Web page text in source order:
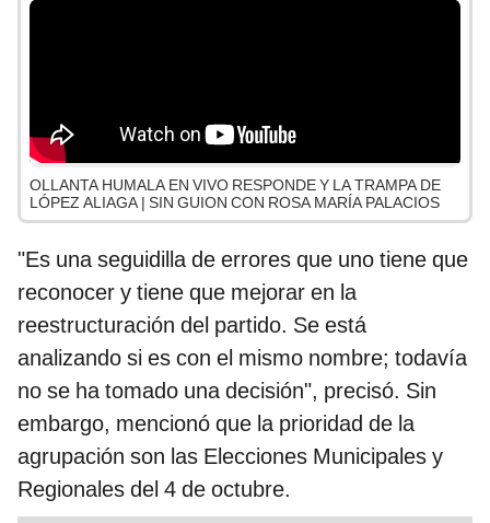
OLLANTA HUMALA EN VIVO RESPONDE Y LA TRAMPA DE
LÓPEZ ALIAGA | SIN GUION CON ROSA MARÍA PALACIOS
"Es una seguidilla de errores que uno tiene que
reconocer y tiene que mejorar en la
reestructuración del partido. Se está
analizando si es con el mismo nombre; todavía
no se ha tomado una decisión", precisó. Sin
embargo, mencionó que la prioridad de la
agrupación son las Elecciones Municipales y
Regionales del 4 de octubre.